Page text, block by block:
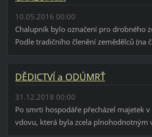
10.05.2016 00:00
Chalupník bylo označení pro drobného
Podle tradičního členění zemědělců (na
DĚDICTVÍ a ODÚMRŤ
31.12.2018 00:00
Po smrti hospodáře přecházel majetek
vdovu, která byla zcela plnohodnotným